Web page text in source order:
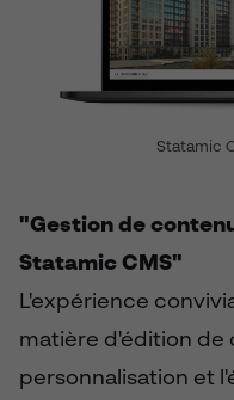
Statamic
"Gestion de
Statamic CMS"
L'expérience
matière d'édition de
personnalisation et